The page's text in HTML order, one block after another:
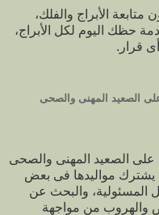
الأبراج والفلك،
حظك اليوم لكل الأبراج،
قرار.
9/2018 برج الحوت على الصعيد المهنى والصحى
الصعيد المهنى والصحى
يشترك مواليدها فى بعض
المسئولية، والبحث عن
والهروب من مواجهة